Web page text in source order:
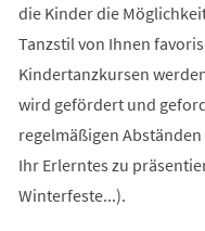
die Kinder die
Tanzstil von Ihnen
Kindertanzkursen
wird gefördert und
regelmäßigen
Ihr Erlerntes zu
Winterfeste...).